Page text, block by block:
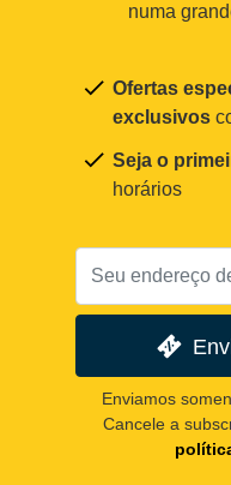
numa
Ofertas
exclusivos
Seja o
horários
Enviamos
Cancele a